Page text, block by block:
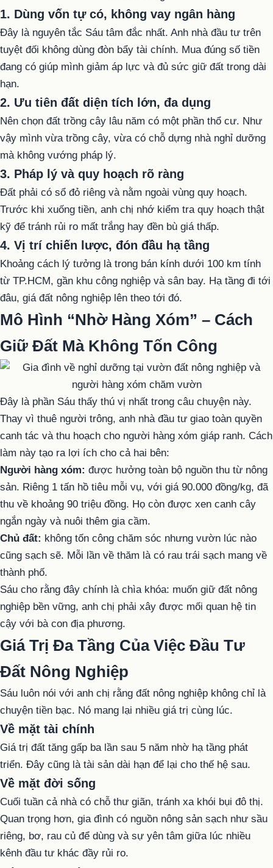
1. Dùng vốn tự có, không vay ngân hàng
Đây là nguyên tắc Sáu tâm đắc nhất. Anh nhà đầu tư trên
tuyệt đối không dùng đòn bẩy tài chính. Mua đúng số tiền
đang có giúp mình giảm áp lực và đủ sức giữ đất trong dài
hạn.
2. Ưu tiên đất diện tích lớn, đa dụng
Nên chọn đất trồng cây lâu năm có một phần thổ cư. Như
vậy mình vừa trồng cây, vừa có chỗ dựng nhà nghỉ dưỡng
mà không vướng pháp lý.
3. Pháp lý và quy hoạch rõ ràng
Đất phải có sổ đỏ riêng và nằm ngoài vùng quy hoạch.
Trước khi xuống tiền, anh chị nhớ kiểm tra quy hoạch thật
kỹ để tránh rủi ro mất trắng hay đền bù giá thấp.
4. Vị trí chiến lược, đón đầu hạ tầng
Khoảng cách lý tưởng là trong bán kính dưới 100 km tính
từ TP.HCM, gần khu công nghiệp và sân bay. Hạ tầng đi tới
đâu, giá đất nông nghiệp lên theo tới đó.
Mô Hình “Nhờ Hàng Xóm” – Cách
Giữ Đất Mà Không Tốn Công
Đây là phần Sáu thấy thú vị nhất trong câu chuyện này.
Thay vì thuê người trông, anh nhà đầu tư giao toàn quyền
canh tác và thu hoạch cho người hàng xóm giáp ranh. Cách
làm này tạo ra lợi ích cho cả hai bên:
Người hàng xóm: được hưởng toàn bộ nguồn thu từ nông
sản. Riêng 1 tấn hồ tiêu mỗi vụ, với giá 90.000 đồng/kg, đã
thu về khoảng 90 triệu đồng. Họ còn được xen canh cây
ngắn ngày và nuôi thêm gia cầm.
Chủ đất: không tốn công chăm sóc nhưng vườn lúc nào
cũng sạch sẽ. Mỗi lần về thăm là có rau trái sạch mang về
thành phố.
Sáu cho rằng đây chính là chìa khóa: muốn giữ đất nông
nghiệp bền vững, anh chị phải xây được mối quan hệ tin
cậy với bà con địa phương.
Giá Trị Đa Tầng Của Việc Đầu Tư
Đất Nông Nghiệp
Sáu luôn nói với anh chị rằng đất nông nghiệp không chỉ là
chuyện tiền bạc. Nó mang lại nhiều giá trị cùng lúc.
Về mặt tài chính
Giá trị đất tăng gấp ba lần sau 5 năm nhờ hạ tầng phát
triển. Đây cũng là tài sản dài hạn để lại cho thế hệ sau.
Về mặt đời sống
Cuối tuần cả nhà có chỗ thư giãn, tránh xa khói bụi đô thị.
Quan trọng hơn, gia đình có nguồn nông sản sạch như sầu
riêng, bơ, rau củ để dùng và sự yên tâm giữa lúc nhiều
kênh đầu tư khác đầy rủi ro.